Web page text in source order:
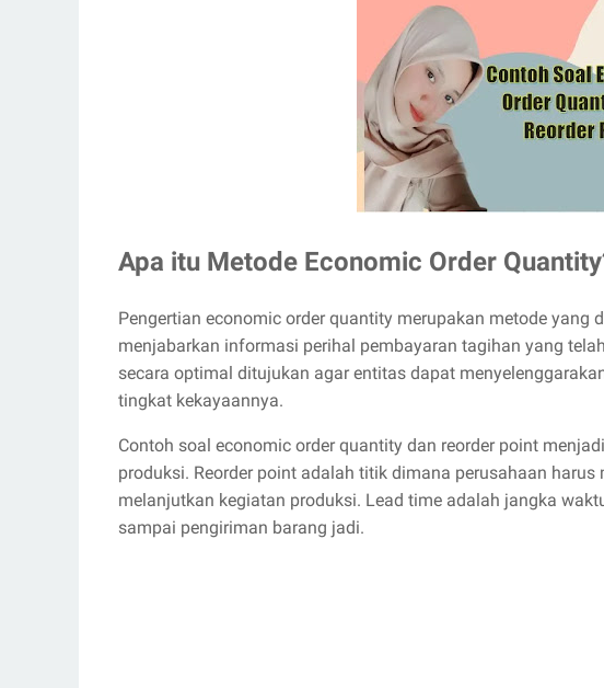
Apa itu Metode Economic Order
Pengertian economic order quantity merupakan metode yang
menjabarkan informasi perihal pembayaran tagihan yang
secara optimal ditujukan agar entitas dapat
tingkat kekayaannya.
Contoh soal economic order quantity dan reorder point
produksi. Reorder point adalah titik dimana perusahaan
melanjutkan kegiatan produksi. Lead time adalah jangka
sampai pengiriman barang jadi.